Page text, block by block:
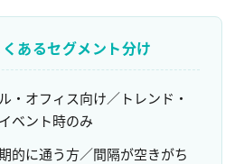
あるセグメント分け
・オフィス向け／トレンド・
ベント時のみ
的に通う方／間隔が空きがち